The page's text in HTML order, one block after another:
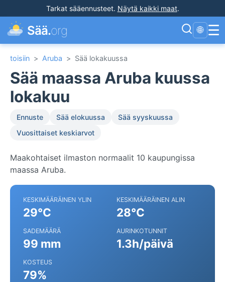
Tarkat sääennusteet. Näytä kaikki maat.
Sää.org 🌐 ☰
toisiin > Aruba > Sää lokakuussa
Sää maassa Aruba kuussa
lokakuu
Ennuste Sää elokuussa
Sää syyskuussa
Vuosittaiset keskiarvot
Maakohtaiset ilmaston normaalit 10 kaupungissa
maassa Aruba.
KESKIMÄÄRÄINEN YLIN
29°C
KESKIMÄÄRÄINEN ALIN
28°C
SADEMÄÄRÄ
99 mm
AURINKOTUNNIT
1.3h/päivä
KOSTEUS
79%